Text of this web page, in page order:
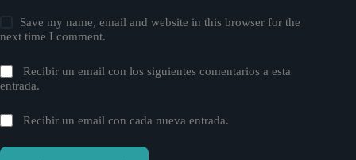
Save my name, email and website in this browser for the
next time I comment.
Recibir un email con los siguientes comentarios a esta
entrada.
Recibir un email con cada nueva entrada.